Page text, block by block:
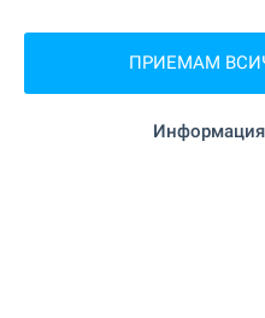
ПРИЕМАМ